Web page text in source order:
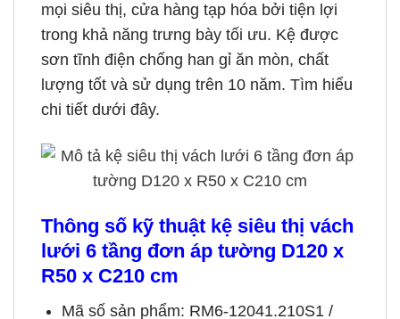
mọi siêu thị, cửa hàng tạp hóa bởi tiện lợi
trong khả năng trưng bày tối ưu. Kệ được
sơn tĩnh điện chống han gỉ ăn mòn, chất
lượng tốt và sử dụng trên 10 năm. Tìm hiểu
chi tiết dưới đây.
Thông số kỹ thuật kệ siêu thị vách
lưới 6 tầng đơn áp tường D120 x
R50 x C210 cm
Mã số sản phẩm: RM6-12041.210S1 /